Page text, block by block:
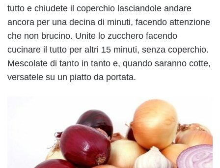
tutto e chiudete il coperchio lasciandole andare
ancora per una decina di minuti, facendo attenzione
che non brucino. Unite lo zucchero facendo
cucinare il tutto per altri 15 minuti, senza coperchio.
Mescolate di tanto in tanto e, quando saranno cotte,
versatele su un piatto da portata.